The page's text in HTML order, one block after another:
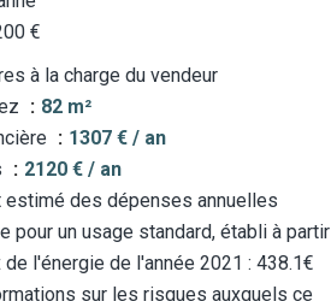
€
à la charge du vendeur
82 m²
1307 € / an
2120 € / an
estimé des dépenses annuelles
pour un usage standard, établi à partir
l'énergie de l'année 2021 : 438.1€
sur les risques auxquels ce